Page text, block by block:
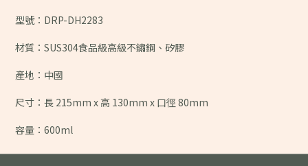
型號：DRP-DH2283
材質：SUS304食品級高級不鏽鋼、矽膠
產地：中國
尺寸：長 215mm x 高 130mm x 口徑 80mm
容量：600ml